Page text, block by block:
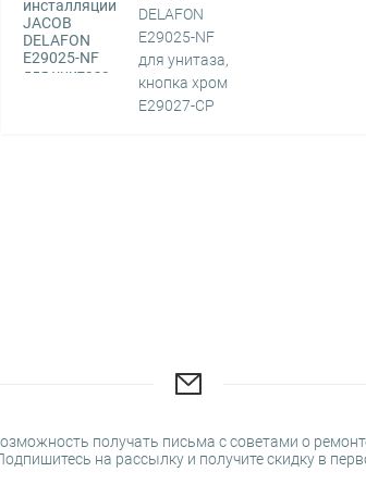
DELAFON
E29025-NF
для унитаза,
кнопка хром
E29027-CP
получать письма с советами о
на рассылку и получите скидку в